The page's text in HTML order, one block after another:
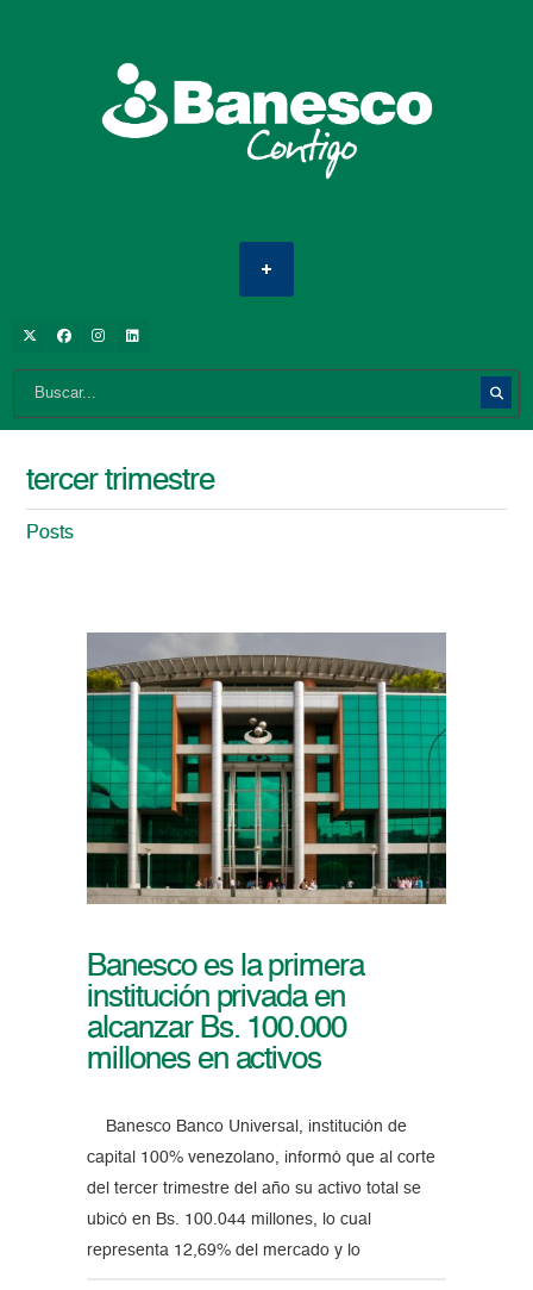
tercer trimestre
Posts
Banesco es la primera
institución privada en
alcanzar Bs. 100.000
millones en activos
Banesco Banco Universal, institución de
capital 100% venezolano, informó que al corte
del tercer trimestre del año su activo total se
ubicó en Bs. 100.044 millones, lo cual
representa 12,69% del mercado y lo